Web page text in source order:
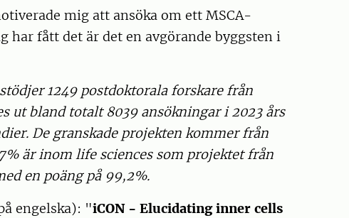
mig att ansöka om ett MSCA-
har fått det är det en avgörande byggsten i
1249 postdoktorala forskare från
ut bland totalt 8039 ansökningar i 2023 års
De granskade projekten kommer från
är inom life sciences som projektet från
en poäng på 99,2%.
engelska): "iCON - Elucidating inner cells